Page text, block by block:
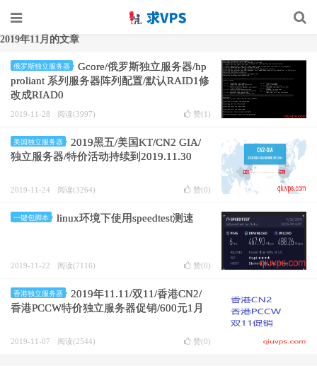
2019年11月的文章
俄罗斯独立服务器
Gcore/俄罗斯独立服务器/hp
proliant 系列服务器阵列配置/默认RAID1修
改成RIAD0
2019-11-28 阅读(3997) 赞(1 )
美国独立服务器
2019黑五/美国KT/CN2 GIA/
独立服务器/特价活动持续到2019.11.30
2019-11-24 阅读(3264) 赞(0)
一键包脚本 linux环境下使用speedtest测速
2019-11-22 阅读(7116) 赞(0)
香港独立服务器
2019年11.11/双11/香港CN2/
香港PCCW特价独立服务器促销/600元1月
2019-11-07 阅读(2544) 赞(0)